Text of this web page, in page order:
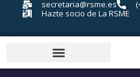
secretaria@rsme.es
Hazte socio de La RSME